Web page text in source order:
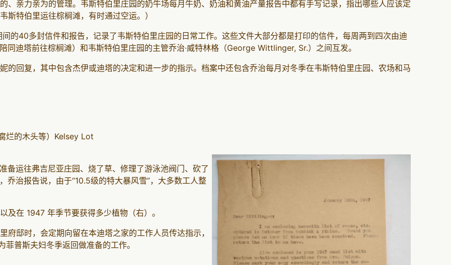
、亲力亲为的管理。韦斯特伯里庄园的奶牛场每月牛奶、奶油和黄油产量报告中都有手写记录，指出哪些人应该定
斯特伯里运往棕榈滩，有时通过空运。）
的40多封信件和报告，记录了韦斯特伯里庄园的日常工作。这些文件大部分都是打印的信件，每周两到四次由迪
同迪塔前往棕榈滩）和韦斯特伯里庄园的主管乔治·威特林格（George Wittlinger, Sr.）之间互发。
的回复，其中包含杰伊或迪塔的决定和进一步的指示。档案中还包含乔治每月对冬季在韦斯特伯里庄园、农场和马
烂的木头等）Kelsey Lot
备运往弗吉尼亚庄园、烧了草、修理了游泳池阀门、砍了
治报告说，由于“10.5级的特大暴风雪”，大多数工人整
及在 1947 年季节要获得多少植物（右）。
邸时，会定期向留在本迪塔之家的工作人员传达指示，
普斯夫妇冬季返回做准备的工作。